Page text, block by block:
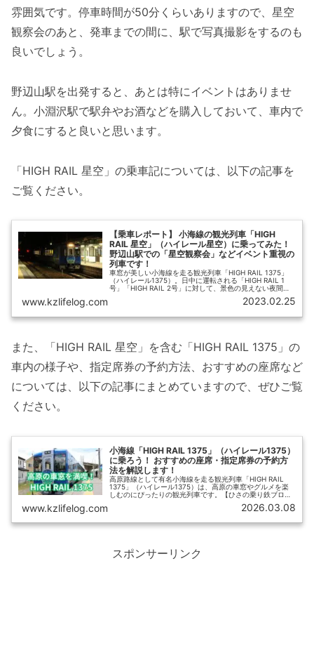
雰囲気です。停車時間が50分くらいありますので、星空
観察会のあと、発車までの間に、駅で写真撮影をするのも
良いでしょう。
野辺山駅を出発すると、あとは特にイベントはありませ
ん。小淵沢駅で駅弁やお酒などを購入しておいて、車内で
夕食にすると良いと思います。
「HIGH RAIL 星空」の乗車記については、以下の記事を
ご覧ください。
【乗車レポート】 小海線の観光列車「HIGH
RAIL 星空」（ハイレール星空）に乗ってみた！
野辺山駅での「星空観察会」などイベント重視の
列車です！
車窓が美しい小海線を走る観光列車「HIGH RAIL 1375」
（ハイレール1375）。日中に運転される「HIGH RAIL 1
号」「HIGH RAIL 2号」に対して、景色の見えない夜間に
運転されるのが「HIGH RAIL 星空」です。今回、この
「HIGH RAIL 星空」に小淵沢から佐久平まで乗車してみま
「星空観察会」など、イベント重視の観光列車です。
www.kzlifelog.com 2023.02.25
また、「HIGH RAIL 星空」を含む「HIGH RAIL 1375」の
車内の様子や、指定席券の予約方法、おすすめの座席など
については、以下の記事にまとめていますので、ぜひご覧
ください。
小海線「HIGH RAIL 1375」（ハイレール1375）
に乗ろう！ おすすめの座席・指定席券の予約方
法を解説します！
高原路線として有名小海線を走る観光列車「HIGH RAIL
1375」（ハイレール1375）は、高原の車窓やグルメを楽
しむのにぴったりの観光列車です。【ひさの乗り鉄ブロ
グ】では「HIGH RAIL 1375」の車内の様子を紹介するとと
もに、指定席券の予約・購入方法、おすすめの座席、車内
www.kzlifelog.com 2026.03.08
スポンサーリンク